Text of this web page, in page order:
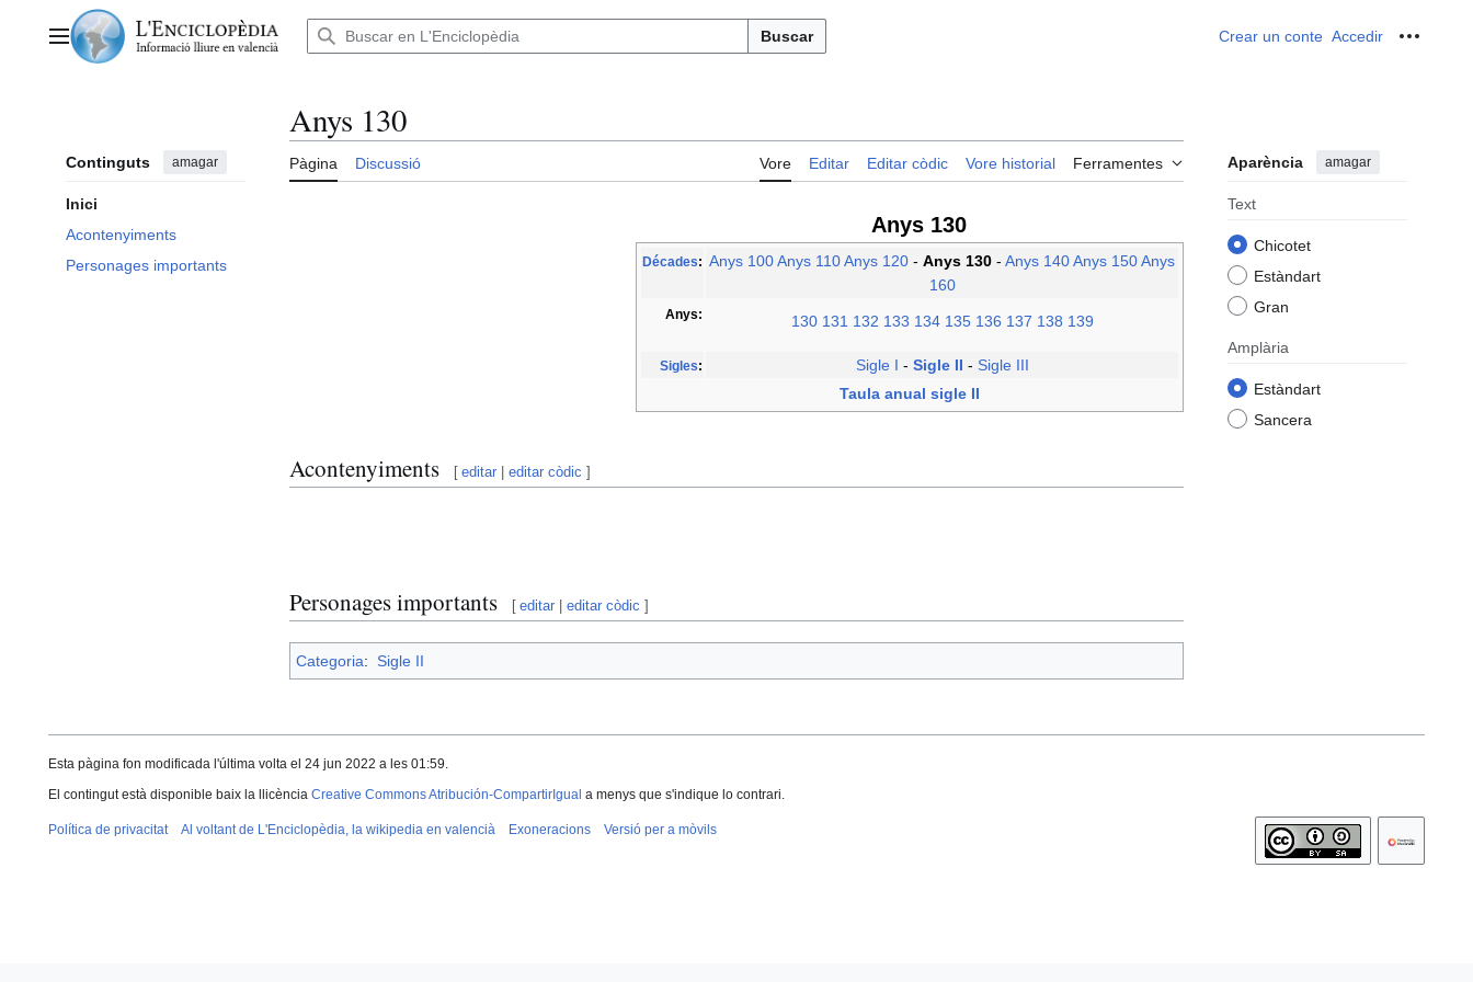
contingutMenú principal Buscar Crear un conte Accedir
Continguts amagar
Inici
Acontenyiments
Personages importants
Anys 130
Pàgina Discussió Vore Editar Editar còdic Vore historial Ferramentes Aparència amagar
Text
Chicotet
Estàndart
Gran
Amplària
Estàndart
Sancera
Anys 130
Décades: Anys 100Anys 110Anys 120 - Anys 130 - Anys 140Anys 150Anys
160
Anys: 130 131 132 133 134 135 136 137 138 139
Sigles: Sigle I - Sigle II - Sigle III
Taula anual sigle II
Acontenyiments [ editar |editar còdic ]
Personages importants [ editar |editar còdic ]
Categoria: Sigle II
Esta pàgina fon modificada l'última volta el 24 jun 2022 a les 01:59.
El contingut està disponible baix la llicència Creative Commons Atribución-CompartirIgual a menys que s'indique lo contrari.
Política de privacitat Al voltant de L'Enciclopèdia, la wikipedia en valencià Exoneracions Versió per a mòvils